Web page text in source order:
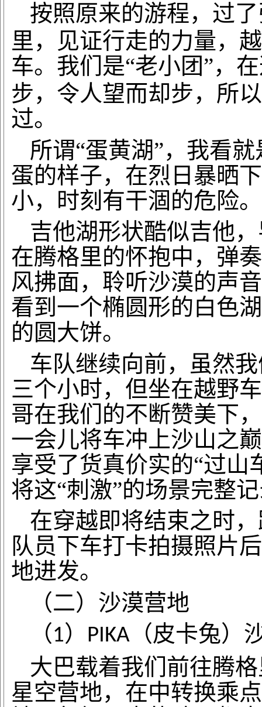
按照原来的游程，过
里，见证行走的力量，
车。我们是“老小团”，
步，令人望而却步，所
过。
所谓“蛋黄湖”，我看
蛋的样子，在烈日暴晒
小，时刻有干涸的危险。
吉他湖形状酷似吉他
在腾格里的怀抱中，弹
风拂面，聆听沙漠的声
看到一个椭圆形的白色
的圆大饼。
车队继续向前，虽然
三个小时，但坐在越野
哥在我们的不断赞美下
一会儿将车冲上沙山之
享受了货真价实的“过山
将这“刺激”的场景完整
在穿越即将结束之时
队员下车打卡拍摄照片
地进发。
（二）沙漠营地
（1） PIKA （皮卡兔）
大巴载着我们前往腾
星空营地，在中转换乘